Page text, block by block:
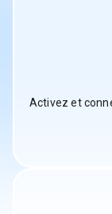
Activez et